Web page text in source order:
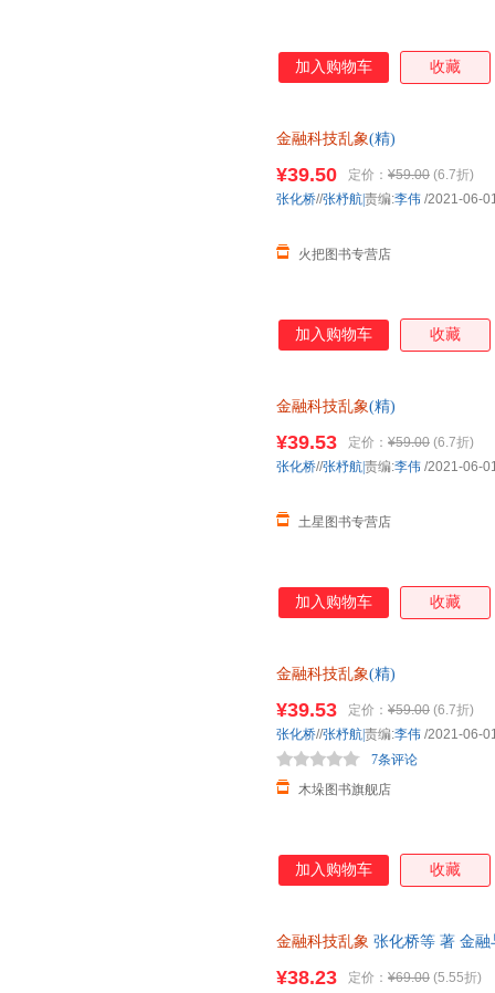
加入购物车 收藏
金融科技乱象(精)
¥39.50 定价： ¥59.00 (6.7折)
火把图书专营店
张化桥//张杼航|责编:李伟 /2021-06-
加入购物车 收藏
金融科技乱象(精)
¥39.53 定价： ¥59.00 (6.7折)
土星图书专营店
张化桥//张杼航|责编:李伟 /2021-06-
加入购物车 收藏
金融科技乱象(精)
¥39.53 定价： ¥59.00 (6.7折)
木垛图书旗舰店
7条评论
张化桥//张杼航|责编:李伟 /2021-06-
加入购物车 收藏
金融科技乱象 张化桥等 著 金融
¥38.23 定价： ¥69.00 (5.55折)